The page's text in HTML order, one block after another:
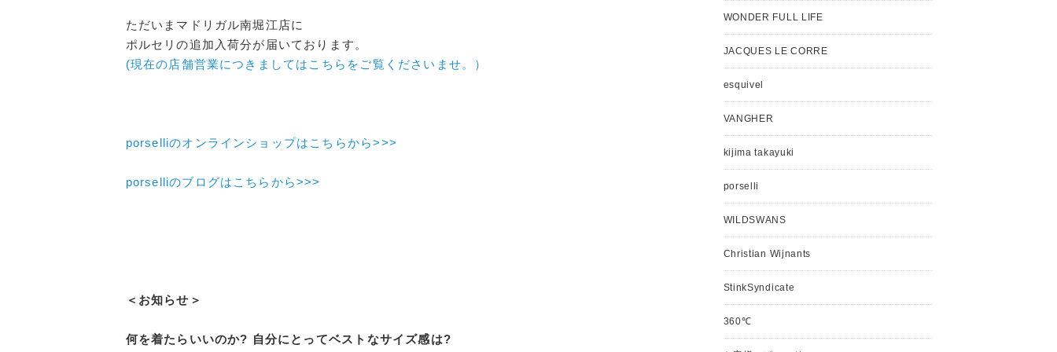
ただいまマドリガル南堀江店に
ポルセリの追加入荷分が届いております。
(現在の店舗営業につきましてはこちらをご覧くださいませ。）
porselliのオンラインショップはこちらから>>>
porselliのブログはこちらから>>>
＜お知らせ＞
何を着たらいいのか? 自分にとってベストなサイズ感は?
WONDER FULL LIFE
JACQUES LE CORRE
esquivel
VANGHER
kijima takayuki
porselli
WILDSWANS
Christian Wijnants
StinkSyndicate
360℃